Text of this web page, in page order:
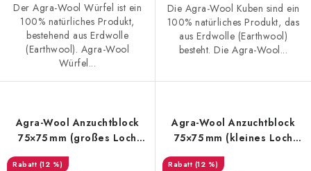
Der Agra-Wool Würfel ist ein
100% natürliches Produkt,
bestehend aus Erdwolle
(Earthwool). Agra-Wool
Würfel...
Die Agra-Wool Kuben sind ein
100% natürliches Produkt, das
aus Erdwolle (Earthwool)
besteht. Die Agra-Wool...
Agra-Wool Anzuchtblock
75×75 mm (großes Loch
38/35)
(12 %)
Agra-Wool Anzuchtblock
75×75 mm (kleines Loch
28/35)
(12 %)